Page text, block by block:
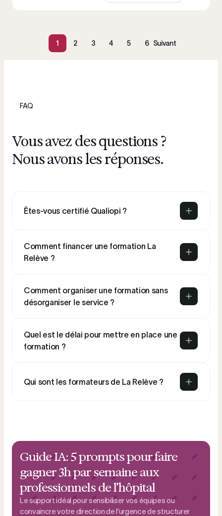
1 2 3 4 5 6 Suivant
FAQ
Vous avez des questions ?
Nous avons les réponses.
Êtes-vous certifié Qualiopi ?
Comment financer une formation La
Relève ?
Comment organiser une formation sans
désorganiser le service ?
Quel est le délai pour mettre en place une
formation ?
Qui sont les formateurs de La Relève ?
Guide IA: 5 prompts pour faire
gagner 3h par semaine aux
professionnels de l’hôpital
Le support idéal pour sensibiliser vos équipes ou
convaincre votre direction de l’urgence de structurer